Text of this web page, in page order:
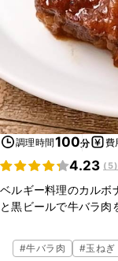
調理時間100分 費
4.23 ( 5)
ベルギー料理のカルボ
と黒ビールで牛バラ肉
煮込むことで、牛バ
よ。ぜひお試しくださ
#牛バラ肉 #玉ねぎ